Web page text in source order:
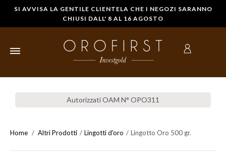
SI AVVISA LA GENTILE CLIENTELA CHE I NEGOZI SARANNO
CHIUSI DALL' 8 AL 16 AGOSTO
D'ORO
STERLINE IN
Autorizzati OAM N° OPO311
Home Altri Prodotti Lingotti d'oro Lingotto Oro 500 gr.